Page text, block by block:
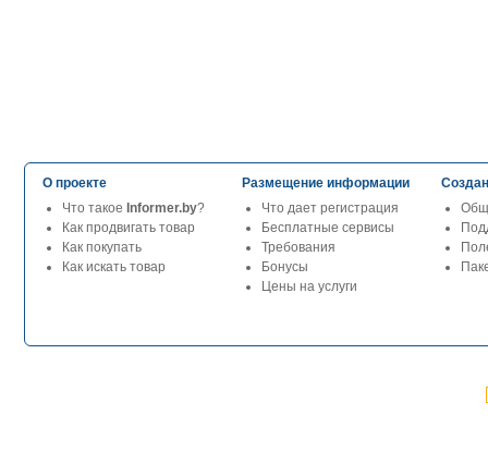
О проекте
Что такое Informer.by?
Как продвигать товар
Как покупать
Как искать товар
Размещение информации
Что дает регистрация
Бесплатные сервисы
Требования
Бонусы
Цены на услуги